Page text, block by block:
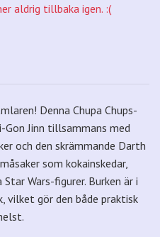
aldrig tillbaka igen. :(
Denna Chupa Chups-
Gon Jinn tillsammans med
och den skrämmande Darth
som kokainskedar,
Wars-figurer. Burken är i
vilket gör den både praktisk